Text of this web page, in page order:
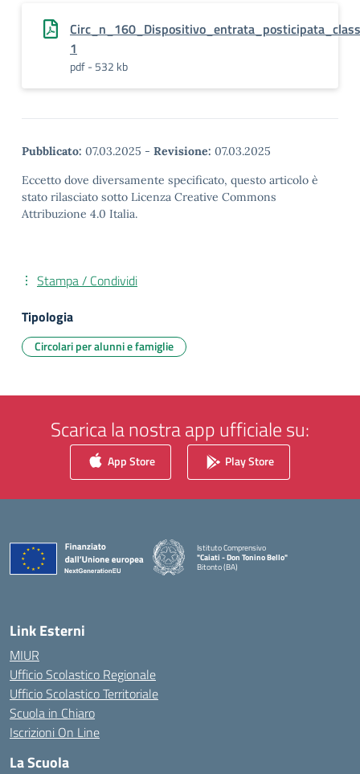
1
pdf - 532 kb
Pubblicato: 07.03.2025 - Revisione: 07.03.2025
Eccetto dove diversamente specificato, questo articolo è
stato rilasciato sotto Licenza Creative Commons
Attribuzione 4.0 Italia.
Stampa / Condividi
Tipologia
Circolari per alunni e famiglie
Scarica la nostra app ufficiale su:
App Store Play Store
Istituto Comprensivo
"Caiati - Don Tonino Bello"
Bitonto (BA)
Link Esterni
MIUR
Ufficio Scolastico Regionale
Ufficio Scolastico Territoriale
Scuola in Chiaro
Iscrizioni On Line
La Scuola